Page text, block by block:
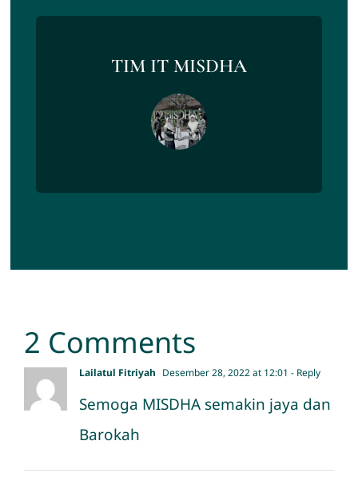
TIM IT MISDHA
2 Comments
Lailatul Fitriyah Desember 28, 2022 at 12:01 - Reply
Semoga MISDHA semakin jaya dan
Barokah